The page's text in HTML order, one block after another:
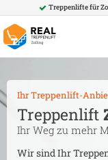
Treppenlifte für
Ihr Treppenlift-
Treppenlift
Ihr Weg zu mehr
Wir sind Ihr